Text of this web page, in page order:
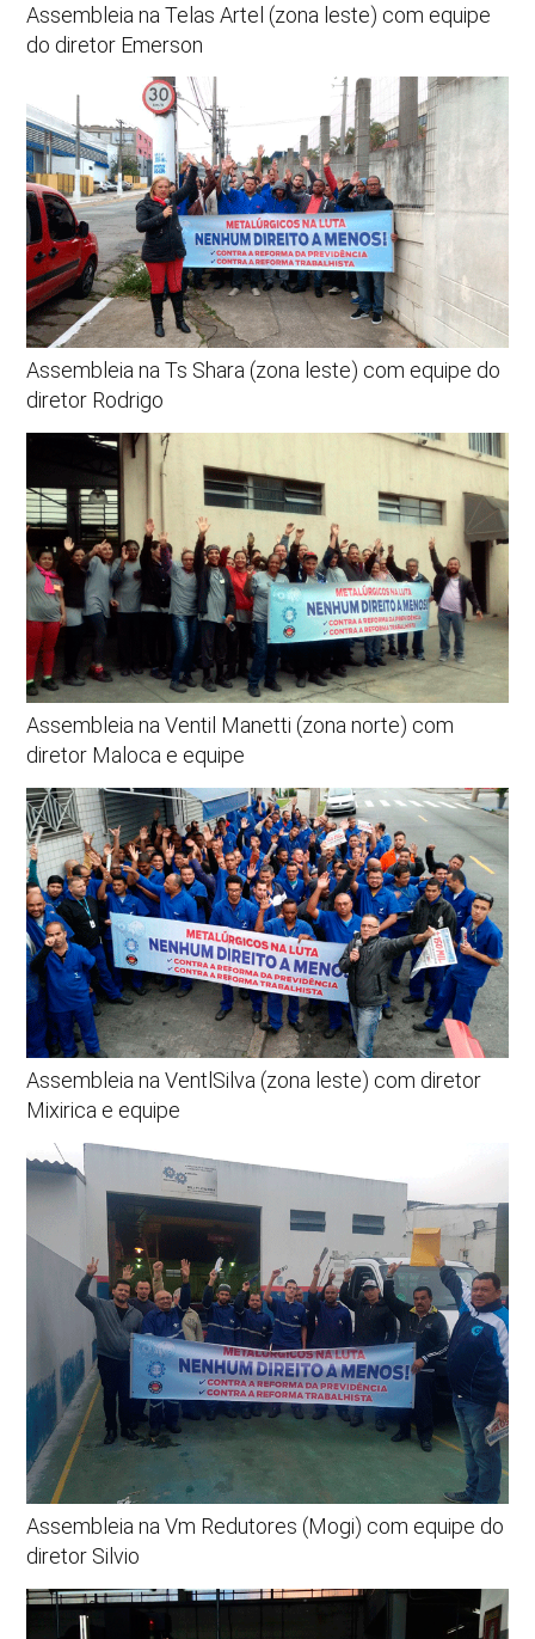
Assembleia na Telas Artel (zona leste) com equipe
do diretor Emerson
Assembleia na Ts Shara (zona leste) com equipe do
diretor Rodrigo
Assembleia na Ventil Manetti (zona norte) com
diretor Maloca e equipe
Assembleia na VentlSilva (zona leste) com diretor
Mixirica e equipe
Assembleia na Vm Redutores (Mogi) com equipe do
diretor Silvio